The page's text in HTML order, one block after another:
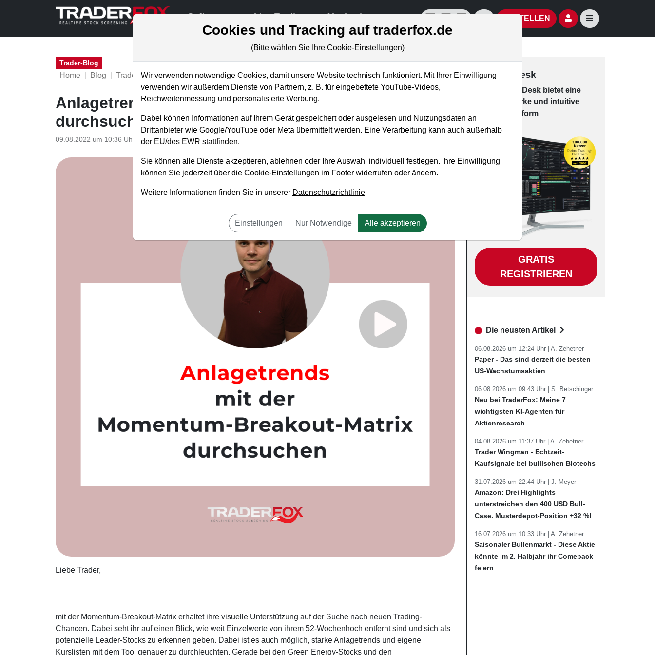
Software Live-Trading Akademie offizielle Social Media-AccountsAktien- und Artikelsuche öffnen
BESTELLEN Seitennavigation
Trader-Blog
Home Blog Trader-Blog
Anlagetrends mit der Momentum-Breakout-Matrix
durchsuchen
09.08.2022 um 10:36 Uhr A. Zehetner
Liebe Trader,
mit der Momentum-Breakout-Matrix erhaltet ihre visuelle Unterstützung auf der Suche nach neuen Trading-
Chancen. Dabei seht ihr auf einen Blick, wie weit Einzelwerte von ihrem 52-Wochenhoch entfernt sind und sich als
potenzielle Leader-Stocks zu erkennen geben. Dabei ist es auch möglich, starke Anlagetrends und eigene
Kurslisten mit dem Tool genauer zu durchleuchten. Gerade bei den Green Energy-Stocks und den
Trading-Desk
Desk bie­tet eine
leis­tungs­star­ke und in­tui­tive
Han­dels­platt­form
GRATIS
REGISTRIEREN
Die neusten Artikel
06.08.2026 um 12:24 Uhr | A. Zehetner
Paper - Das sind derzeit die besten
US-Wachstumsaktien
06.08.2026 um 09:43 Uhr | S. Betschinger
Neu bei TraderFox: Meine 7
wichtigsten KI-Agenten für
Aktienresearch
04.08.2026 um 11:37 Uhr | A. Zehetner
Trader Wingman - Echtzeit-
Kaufsignale bei bullischen Biotechs
31.07.2026 um 22:44 Uhr | J. Meyer
Amazon: Drei Highlights
unterstreichen den 400 USD Bull-
Case. Musterdepot-Position +32 %!
16.07.2026 um 10:33 Uhr | A. Zehetner
Saisonaler Bullenmarkt - Diese Aktie
könnte im 2. Halbjahr ihr Comeback
feiern
Cookies und Tracking auf traderfox.de
(Bitte wählen Sie Ihre Cookie-Einstellungen)
Wir verwenden notwendige Cookies, damit unsere Website technisch funktioniert. Mit Ihrer Einwilligung
verwenden wir außerdem Dienste von Partnern, z. B. für eingebettete YouTube-Videos,
Reichweitenmessung und personalisierte Werbung.
Dabei können Informationen auf Ihrem Gerät gespeichert oder ausgelesen und Nutzungsdaten an
Drittanbieter wie Google/YouTube oder Meta übermittelt werden. Eine Verarbeitung kann auch außerhalb
der EU/des EWR stattfinden.
Sie können alle Dienste akzeptieren, ablehnen oder Ihre Auswahl individuell festlegen. Ihre Einwilligung
können Sie jederzeit über die Cookie-Einstellungen im Footer widerrufen oder ändern.
Weitere Informationen finden Sie in unserer Datenschutzrichtlinie.
Einstellungen Nur Notwendige Alle akzeptieren